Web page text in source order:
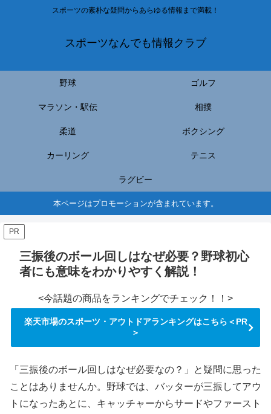
スポーツの素朴な疑問からあらゆる情報まで満載！
スポーツなんでも情報クラブ
野球 ゴルフ
マラソン・駅伝 相撲
柔道 ボクシング
カーリング テニス
ラグビー
本ページはプロモーションが含まれています。
PR
三振後のボール回しはなぜ必要？野球初心
者にも意味をわかりやすく解説！
<今話題の商品をランキングでチェック！！>
楽天市場のスポーツ・アウトドアランキングはこちら＜PR
＞
「三振後のボール回しはなぜ必要なの？」と疑問に思った
ことはありませんか。野球では、バッターが三振してアウ
トになったあとに、キャッチャーからサードやファースト